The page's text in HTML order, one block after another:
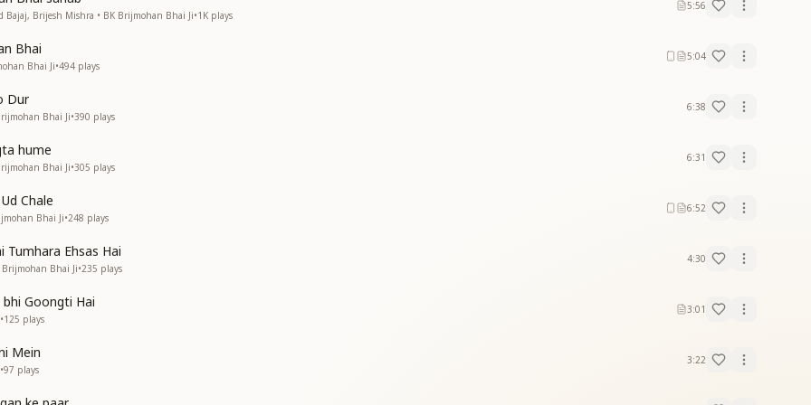
सेवाओं की होती वाह वाह
अथाह
of you—
capital because of you;
services—are praised everywhere.
Delhi,
Delhi,
को दिलाया
को दिलाया
Bajaj, Brijesh Mishra • BK Brijmohan Bhai Ji•1K plays
5:56
Bhai
Bhai Ji•494 plays
5:04
Dur
Bhai Ji•390 plays
6:38
hume
Bhai Ji•305 plays
6:31
Chale
Bhai Ji•248 plays
6:52
Tumhara Ehsas Hai
Brijmohan Bhai Ji•235 plays
4:30
Goongti Hai
•125 plays
3:01
Mein
•97 plays
3:22